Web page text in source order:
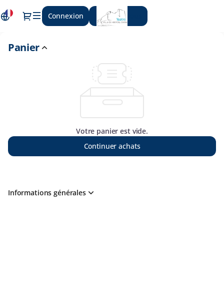
Dialogue
Connexion Inscrivez-vous
-
Panier
Votre panier est vide.
Continuer achats
Informations générales